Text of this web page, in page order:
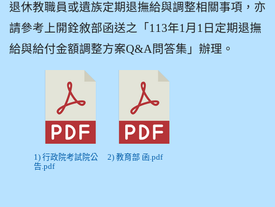
退休教職員或遺族定期退撫給與調整相關事項，亦
請參考上開銓敘部函送之「113年1月1日定期退撫
給與給付金額調整方案Q&A問答集」辦理。
1) 行政院考試院公
告.pdf
2) 教育部 函.pdf